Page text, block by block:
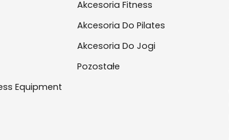
Equipment
Akcesoria Fitness
Akcesoria Do Pilates
Akcesoria Do Jogi
Pozostałe